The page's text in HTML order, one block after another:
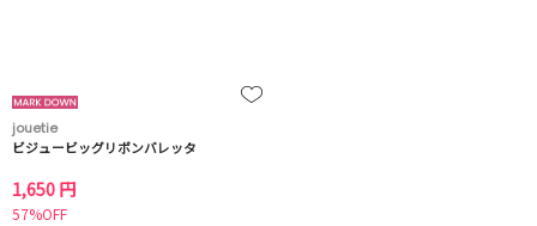
jouetie
ビジュービッグリボンバレッタ
1,650 円
57%OFF